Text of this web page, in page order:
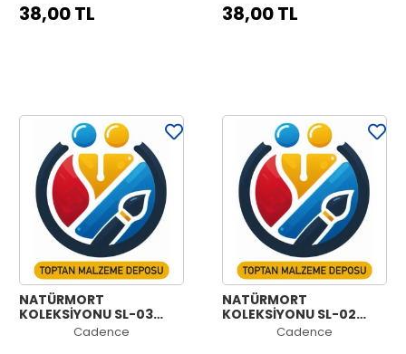
38,00 TL 38,00 TL
NATÜRMORT
KOLEKSİYONU SL-03
30X42CMCadence
NATÜRMORT
KOLEKSİYONU SL-02
30X42CMCadence